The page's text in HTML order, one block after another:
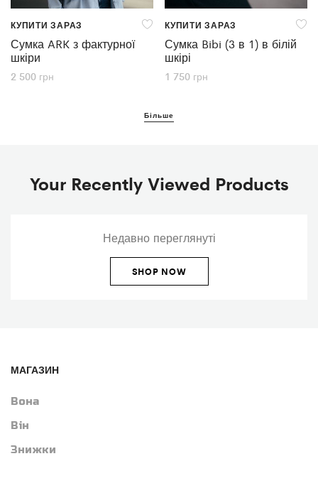
КУПИТИ ЗАРАЗ
Сумка ARK з фактурної
шкіри
2 500 грн
КУПИТИ ЗАРАЗ
Сумка Bibi (3 в 1) в білій
шкірі
1 750 грн
Більше
Your Recently Viewed Products
Недавно переглянуті
SHOP NOW
МАГАЗИН
Вона
Він
Знижки